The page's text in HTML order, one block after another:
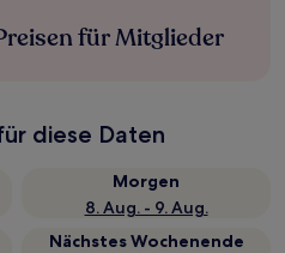
für Mitglieder
diese Daten
Morgen
8. Aug. - 9. Aug.
Nächstes Wochenende